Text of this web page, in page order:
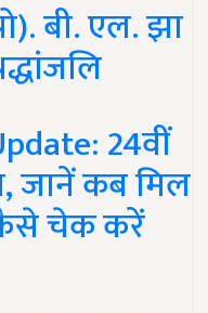
बी. एल. झा
24वीं
जानें कब मिल
चेक करें